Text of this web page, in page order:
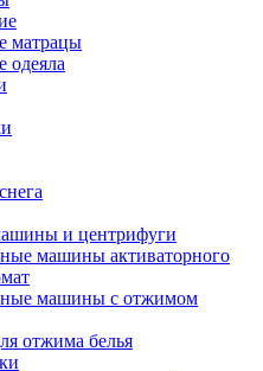
матрацы
одеяла
и центрифуги
машины активаторного
машины с отжимом
отжима белья